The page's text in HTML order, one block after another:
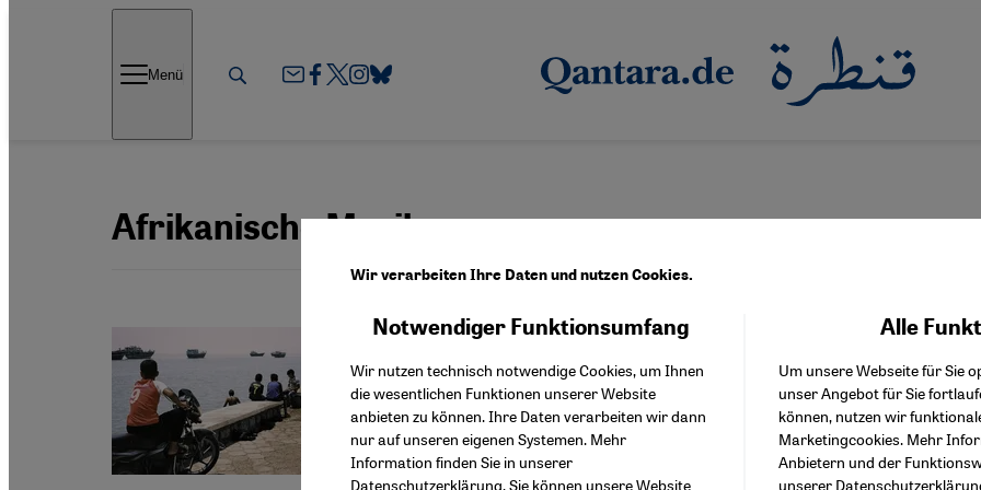
Menü
Afrikanische Musik
Irans Golfregion
Mehr als eine Meerenge
Die Straße von Hormus steht im Zentrum geopolitischer Spannungen.
zeigt ein anderes Bild: An Irans Südküste verschmelzen afrikanische,
homogenen Gottesstaates.
Wir verarbeiten Ihre Daten und nutzen Cookies.
Notwendiger Funktionsumfang
Wir nutzen technisch notwendige Cookies, um Ihnen
die wesentlichen Funktionen unserer Website
anbieten zu können. Ihre Daten verarbeiten wir dann
nur auf unseren eigenen Systemen. Mehr
Information finden Sie in unserer
Datenschutzerklärung. Sie können unsere Website
Alle
Um unsere Webseite für Sie
unser Angebot für Sie
können, nutzen wir
Marketingcookies. Mehr
Anbietern und der
unserer
Facebook Embed /
Twitter Embed
Instagram Embed
Youtube Embed
Google Maps Embed